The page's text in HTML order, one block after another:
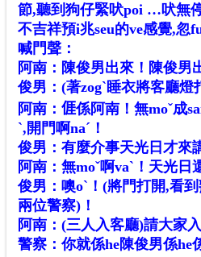
節,聽到狗仔緊吠poi …吠無
不吉祥預i兆seu的ve感覺,忽
喊門聲：
阿南：陳俊男出來！陳俊男
俊男：(著zogˋ睡衣將客廳燈
阿南：𠊎係阿南！無moˇ成
ˋ,開門啊naˊ！
俊男：有麼介事天光日才來
阿南：無moˇ啊vaˋ！天光日
俊男：噢oˋ！(將門打開,看
兩位警察)！
阿南：(三人入客廳)請大家入
警察：你就係he陳俊男係he